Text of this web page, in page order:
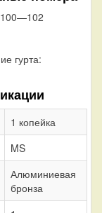
гурта:
1 копейка
MS
Алюминиевая
бронза